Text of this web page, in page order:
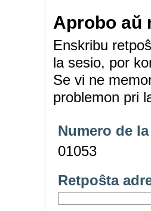
Aprobo aŭ
Enskribu
la sesio, por
Se vi ne
problemon pri
Numero de
01053
Retpoŝta